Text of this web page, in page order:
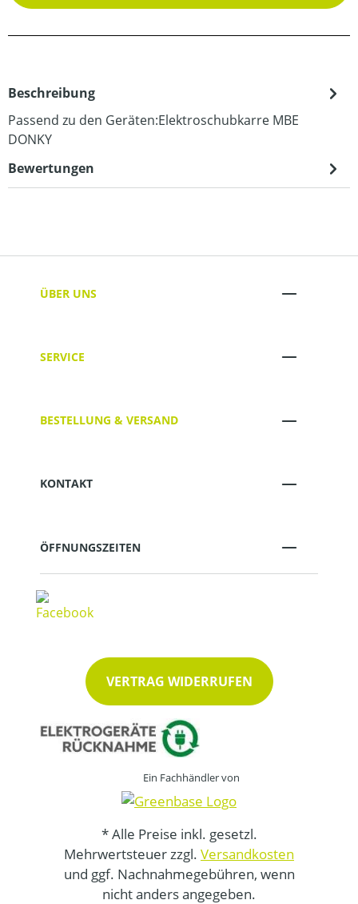
Beschreibung
Passend zu den Geräten:Elektroschubkarre MBE
DONKY
Bewertungen
ÜBER UNS
SERVICE
BESTELLUNG & VERSAND
KONTAKT
ÖFFNUNGSZEITEN
VERTRAG WIDERRUFEN
Ein Fachhändler von
* Alle Preise inkl. gesetzl.
Mehrwertsteuer zzgl. Versandkosten
und ggf. Nachnahmegebühren, wenn
nicht anders angegeben.